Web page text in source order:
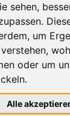
sehen,
um
oder um
Alle
Mitnehmer